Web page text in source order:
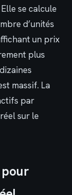
Elle se calcule
d’unités
un prix
plus
massif. La
par
sur le